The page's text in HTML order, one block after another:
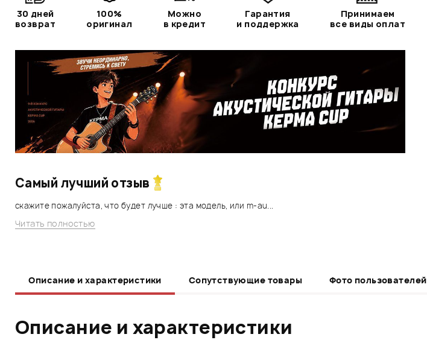
30 дней
возврат
100%
оригинал
Можно
в кредит
Гарантия
и поддержка
Принимаем
все виды оплат
Самый лучший отзыв
скажите пожалуйста, что будет лучше : эта модель, или m-au...
Читать полностью
Описание и характеристики Сопутствующие товары Фото пользователей
Описание и характеристики